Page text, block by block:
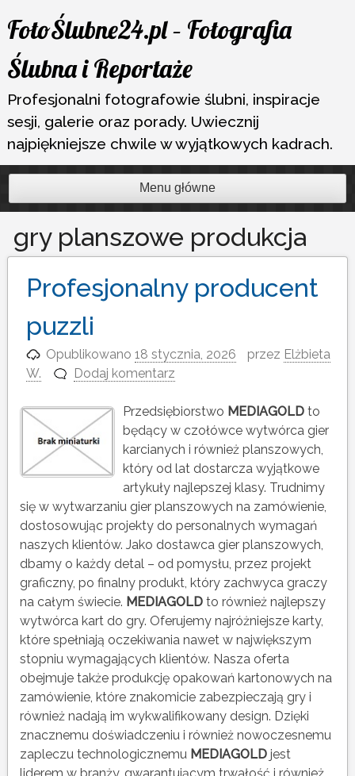
Przejdź
do
treści
FotoŚlubne24.pl – Fotografia
Ślubna i Reportaże
Profesjonalni fotografowie ślubni, inspiracje
sesji, galerie oraz porady. Uwiecznij
najpiękniejsze chwile w wyjątkowych kadrach.
Menu główne
gry planszowe produkcja
Profesjonalny producent
puzzli
Opublikowano18 stycznia, 2026 przez Elżbieta
W.
Dodaj komentarz
Przedsiębiorstwo MEDIAGOLDto
będący w czołówce wytwórca gier
karcianych i również planszowych,
który od lat dostarcza wyjątkowe
artykuły najlepszej klasy. Trudnimy
się w wytwarzaniu gier planszowych na zamówienie,
dostosowując projekty do personalnych wymagań
naszych klientów. Jako dostawca gier planszowych,
dbamy o każdy detal – od pomysłu, przez projekt
graficzny, po finalny produkt, który zachwyca graczy
na całym świecie. MEDIAGOLDto również najlepszy
wytwórca kart do gry. Oferujemy najróżniejsze karty,
które spełniają oczekiwania nawet w największym
stopniu wymagających klientów. Nasza oferta
obejmuje także produkcję opakowań kartonowych na
zamówienie, które znakomicie zabezpieczają gry i
również nadają im wykwalifikowany design. Dzięki
znacznemu doświadczeniu i również nowoczesnemu
zapleczu technologicznemu MEDIAGOLDjest